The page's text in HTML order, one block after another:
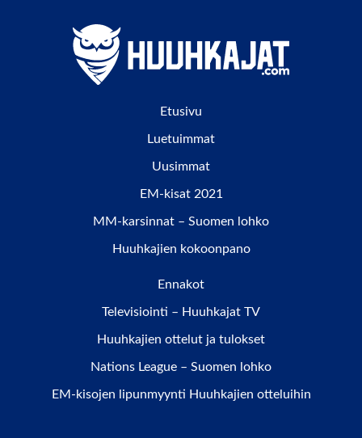
Etusivu
Luetuimmat
Uusimmat
EM-kisat 2021
MM-karsinnat – Suomen lohko
Huuhkajien kokoonpano
Ennakot
Televisiointi – Huuhkajat TV
Huuhkajien ottelut ja tulokset
Nations League – Suomen lohko
EM-kisojen lipunmyynti Huuhkajien otteluihin